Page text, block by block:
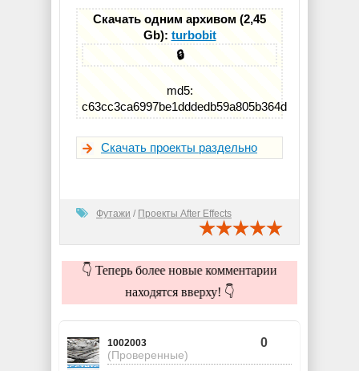
Скачать одним архивом (2,45
Gb): turbobit
🔒
md5:
c63cc3ca6997be1dddedb59a805b364d
Скачать проекты раздельно
Футажи / Проекты After Effects
👇 Теперь более новые комментарии
находятся вверху! 👇
1002003
(Проверенные)
0